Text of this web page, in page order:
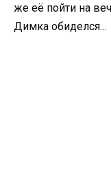
же её пойти на
Димка обиделся…